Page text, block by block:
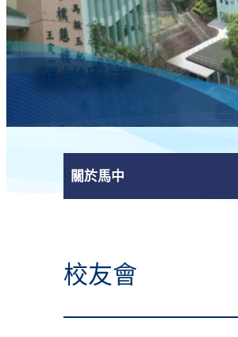
關於馬中
關於馬中
學校資料
校長的話
校友會